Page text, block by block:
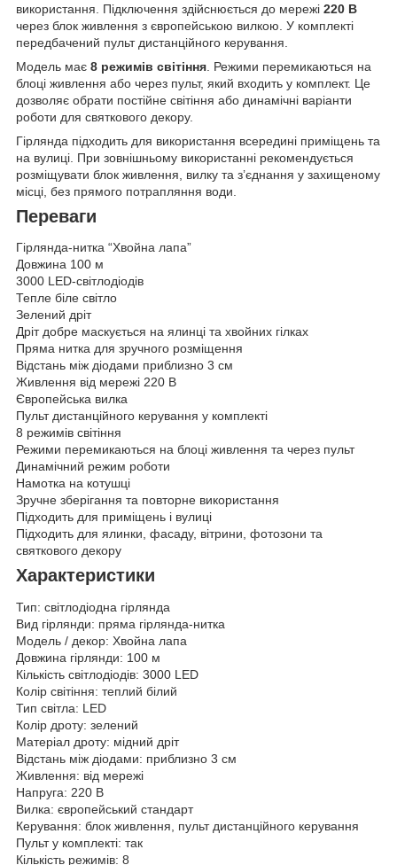
використання. Підключення здійснюється до мережі 220 В
через блок живлення з європейською вилкою. У комплекті
передбачений пульт дистанційного керування.
Модель має 8 режимів світіння . Режими перемикаються на
блоці живлення або через пульт, який входить у комплект. Це
дозволяє обрати постійне світіння або динамічні варіанти
роботи для святкового декору.
Гірлянда підходить для використання всередині приміщень та
на вулиці. При зовнішньому використанні рекомендується
розміщувати блок живлення, вилку та з’єднання у захищеному
місці, без прямого потрапляння води.
Переваги
Гірлянда-нитка “Хвойна лапа”
Довжина 100 м
3000 LED-світлодіодів
Тепле біле світло
Зелений дріт
Дріт добре маскується на ялинці та хвойних гілках
Пряма нитка для зручного розміщення
Відстань між діодами приблизно 3 см
Живлення від мережі 220 В
Європейська вилка
Пульт дистанційного керування у комплекті
8 режимів світіння
Режими перемикаються на блоці живлення та через пульт
Динамічний режим роботи
Намотка на котушці
Зручне зберігання та повторне використання
Підходить для приміщень і вулиці
Підходить для ялинки, фасаду, вітрини, фотозони та
святкового декору
Характеристики
Тип: світлодіодна гірлянда
Вид гірлянди: пряма гірлянда-нитка
Модель / декор: Хвойна лапа
Довжина гірлянди: 100 м
Кількість світлодіодів: 3000 LED
Колір світіння: теплий білий
Тип світла: LED
Колір дроту: зелений
Матеріал дроту: мідний дріт
Відстань між діодами: приблизно 3 см
Живлення: від мережі
Напруга: 220 В
Вилка: європейський стандарт
Керування: блок живлення, пульт дистанційного керування
Пульт у комплекті: так
Кількість режимів: 8